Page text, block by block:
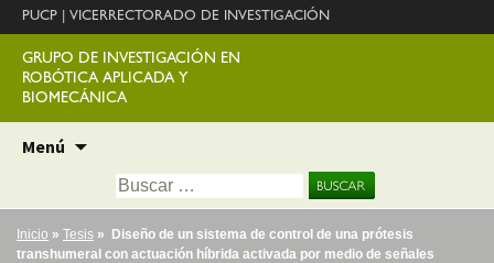
PUCP VICERRECTORADO DE INVESTIGACIÓN
GRUPO DE INVESTIGACIÓN EN
ROBÓTICA APLICADA Y
BIOMECÁNICA
Menú
contenido
Buscar:
Inicio » Tesis » Diseño de un sistema de control de una prótesis
transhumeral con actuación híbrida activada por medio de señales